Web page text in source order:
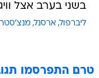
בשני בערב אצל
ליברפול ארסנל מנצ'סטר
טרם התפרסמו